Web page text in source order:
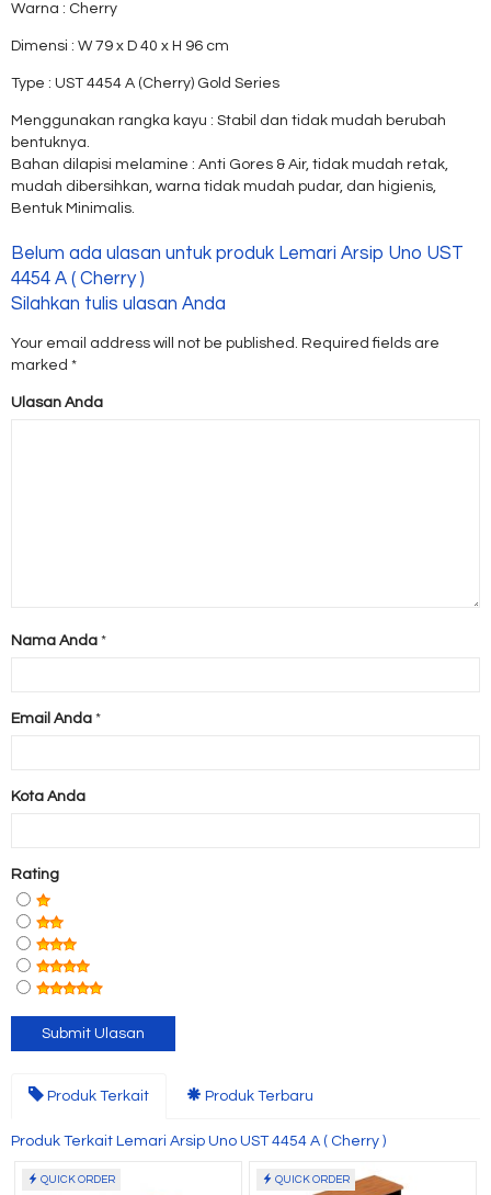
Warna : Cherry
Dimensi : W 79 x D 40 x H 96 cm
Type : UST 4454 A (Cherry) Gold Series
Menggunakan rangka kayu : Stabil dan tidak mudah berubah
bentuknya.
Bahan dilapisi melamine : Anti Gores & Air, tidak mudah retak,
mudah dibersihkan, warna tidak mudah pudar, dan higienis,
Bentuk Minimalis.
Belum ada ulasan untuk produk Lemari Arsip Uno UST
4454 A ( Cherry )
Silahkan tulis ulasan Anda
Your email address will not be published. Required fields are
marked *
Ulasan Anda
Nama Anda *
Email Anda *
Kota Anda
Rating
Produk Terkait Produk Terbaru
Produk Terkait Lemari Arsip Uno UST 4454 A ( Cherry )
QUICK ORDER QUICK ORDER